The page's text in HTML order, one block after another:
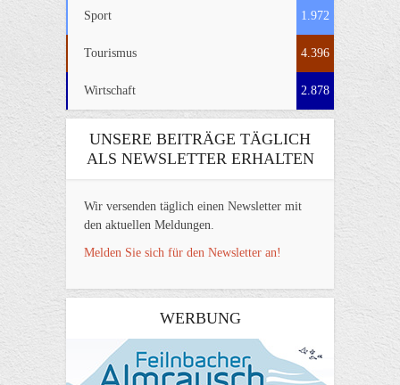
Sport 1.972
Tourismus 4.396
Wirtschaft 2.878
UNSERE BEITRÄGE TÄGLICH
ALS NEWSLETTER ERHALTEN
Wir versenden täglich einen Newsletter mit
den aktuellen Meldungen.
Melden Sie sich für den Newsletter an!
WERBUNG